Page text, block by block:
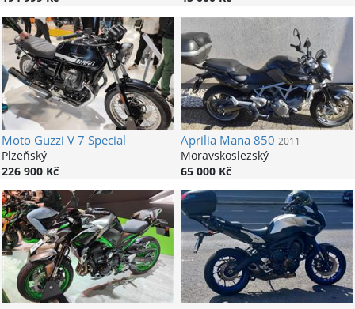
Moto Guzzi V 7 Special
Plzeňský
226 900 Kč
ApriliaMana 850 2011
Moravskoslezský
65 000 Kč